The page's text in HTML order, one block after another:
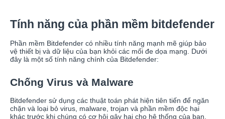
Tính năng của phần mềm bitdefender
Phần mềm Bitdefender có nhiều tính năng mạnh mẽ giúp bảo
vệ thiết bị và dữ liệu của bạn khỏi các mối đe dọa mạng. Dưới
đây là một số tính năng chính của Bitdefender:
Chống Virus và Malware
Bitdefender sử dụng các thuật toán phát hiện tiên tiến để ngăn
chặn và loại bỏ virus, malware, trojan và phần mềm độc hại
khác trước khi chúng có cơ hội gây hại cho hệ thống của bạn.